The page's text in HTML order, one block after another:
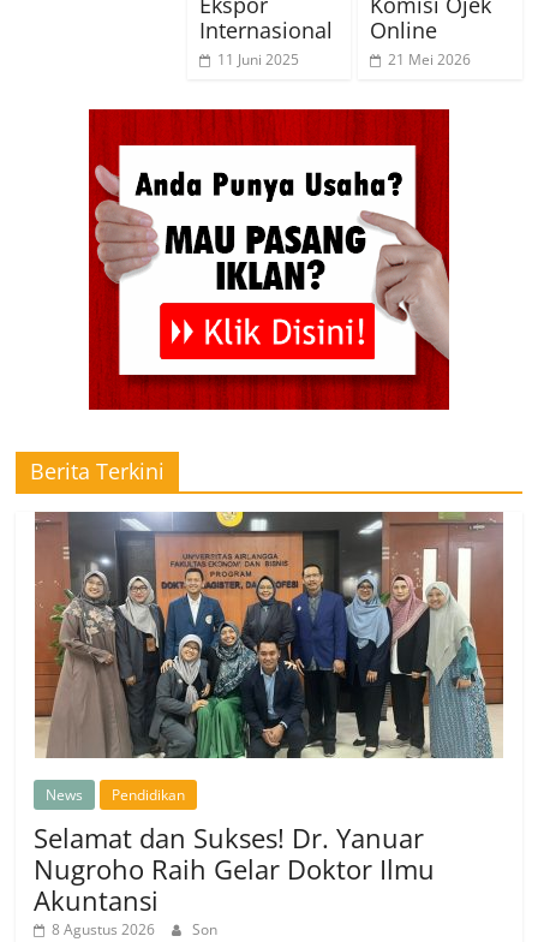
Internasional
11 Juni 2025
Online
21 Mei 2026
Berita Terkini
News Pendidikan
Selamat dan Sukses! Dr. Yanuar
Nugroho Raih Gelar Doktor Ilmu
Akuntansi
8 Agustus 2026 Son